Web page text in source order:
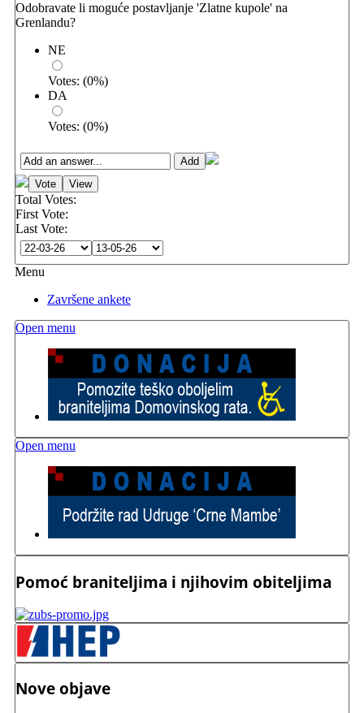
Odobravate li moguće postavljanje 'Zlatne kupole' na
Grenlandu?
NE
Votes: (0%)
DA
Votes: (0%)
Total Votes:
First Vote:
Last Vote:
Menu
Završene ankete
Open menu
Open menu
Pomoć braniteljima i njihovim obiteljima
Nove objave